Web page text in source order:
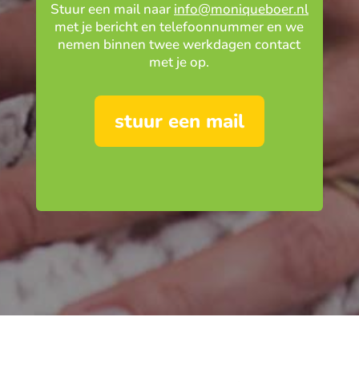
Stuur een mail naar info@moniqueboer.nl
met je bericht en telefoonnummer en we
nemen binnen twee werkdagen contact
met je op.
stuur een mail